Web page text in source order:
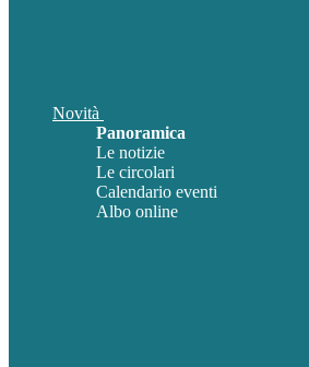
Novità
Panoramica
Le notizie
Le circolari
Calendario eventi
Albo online